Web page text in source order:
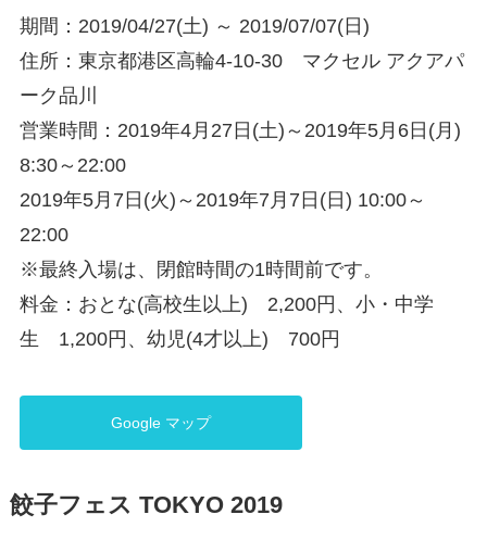
期間：2019/04/27(土) ～ 2019/07/07(日)
住所：東京都港区高輪4-10-30 マクセル アクアパ
ーク品川
営業時間：2019年4月27日(土)～2019年5月6日(月)
8:30～22:00
2019年5月7日(火)～2019年7月7日(日) 10:00～
22:00
※最終入場は、閉館時間の1時間前です。
料金：おとな(高校生以上) 2,200円、小・中学
生 1,200円、幼児(4才以上) 700円
Google マップ
餃子フェス TOKYO 2019